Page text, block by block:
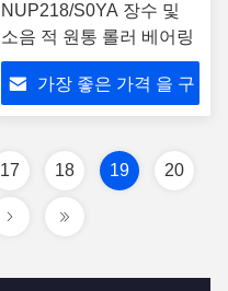
NUP218/S0YA 장수 및
소음 적 원통 롤러 베어링
가장 좋은 가격 을 구
17 18 19 20